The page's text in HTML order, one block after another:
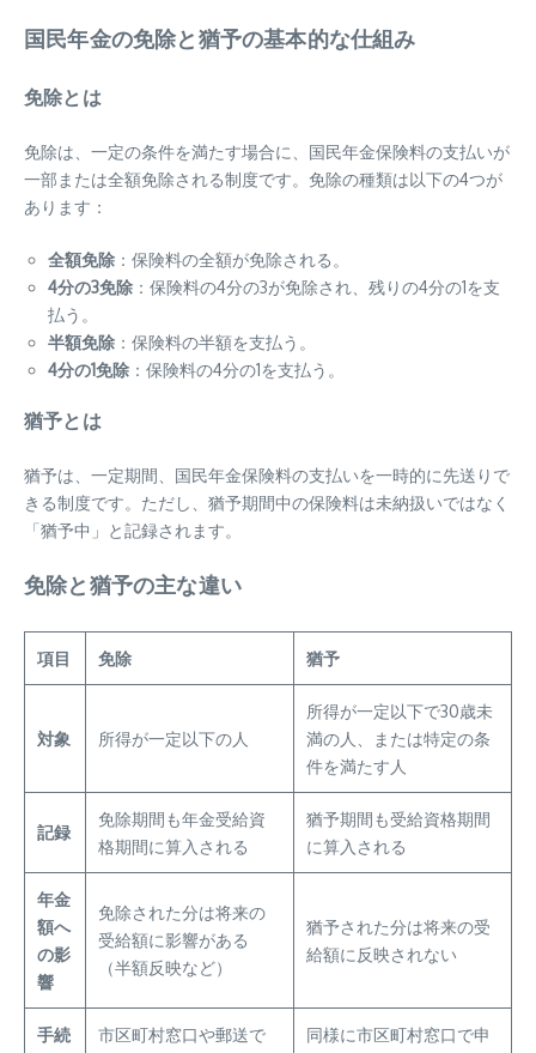
国民年金の免除と猶予の基本的な仕組み
免除とは
免除は、一定の条件を満たす場合に、国民年金保険料の支払いが
一部または全額免除される制度です。免除の種類は以下の4つが
あります：
全額免除 ：保険料の全額が免除される。
4分の3免除 ：保険料の4分の3が免除され、残りの4分の1を支
払う。
半額免除 ：保険料の半額を支払う。
4分の1免除 ：保険料の4分の1を支払う。
猶予とは
猶予は、一定期間、国民年金保険料の支払いを一時的に先送りで
きる制度です。ただし、猶予期間中の保険料は未納扱いではなく
「猶予中」と記録されます。
免除と猶予の主な違い
項目 免除 猶予
対象 所得が一定以下の人
所得が一定以下で30歳未
満の人、または特定の条
件を満たす人
記録
免除期間も年金受給資
格期間に算入される
猶予期間も受給資格期間
に算入される
年金
額へ
の影
響
免除された分は将来の
受給額に影響がある
（半額反映など）
猶予された分は将来の受
給額に反映されない
手続
市区町村窓口や郵送で
同様に市区町村窓口で申